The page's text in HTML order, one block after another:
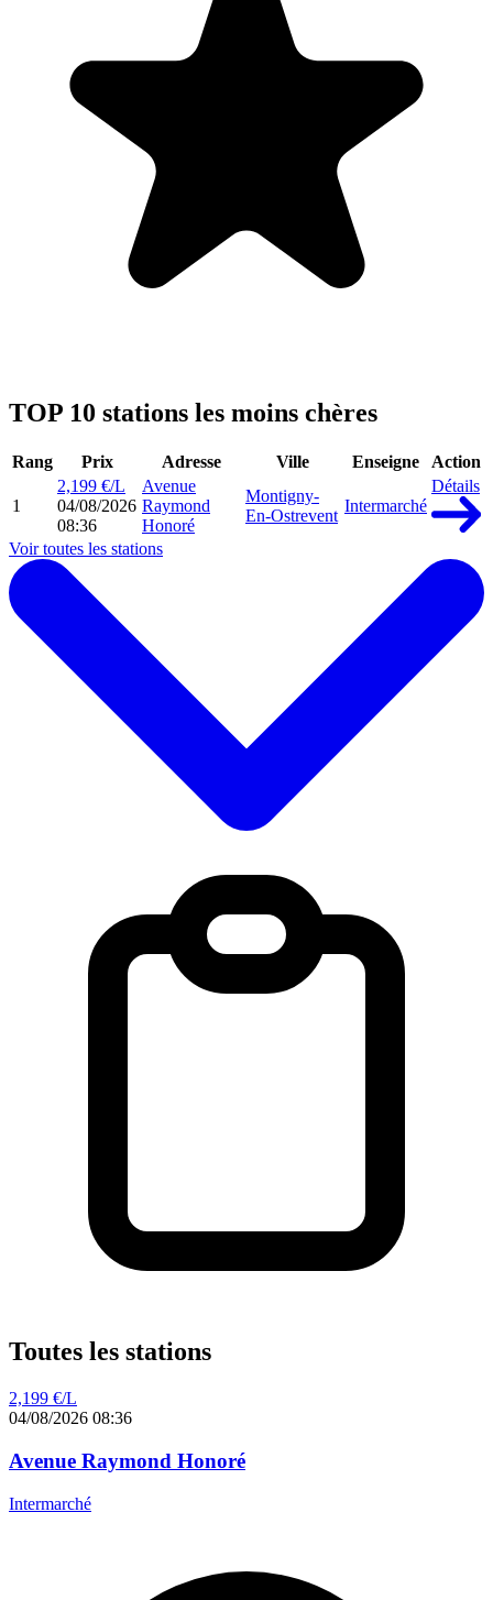
TOP 10 stations les moins chères
Rang Prix Adresse Ville Enseigne Action
1
2,199 €/L
04/08/2026
08:36
Avenue
Raymond
Honoré
Montigny-
En-Ostrevent
Intermarché
Détails
Voir toutes les stations
Toutes les stations
2,199 €/L
04/08/2026 08:36
Avenue Raymond Honoré
Intermarché